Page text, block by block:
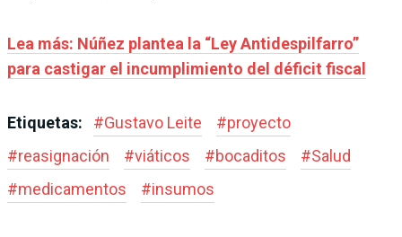
Lea más: Núñez plantea la “Ley Antidespilfarro”
para castigar el incumplimiento del déficit fiscal
Etiquetas: #Gustavo Leite #proyecto
#reasignación #viáticos #bocaditos #Salud
#medicamentos #insumos